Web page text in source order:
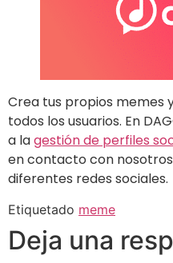
Crea tus propios memes
todos los usuarios. En
a lagestión de perfiles
en contacto con
diferentes redes sociales.
Etiquetado meme
Deja una